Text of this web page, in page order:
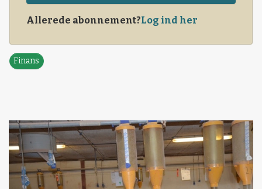
Allerede abonnement?Log ind her
Finans